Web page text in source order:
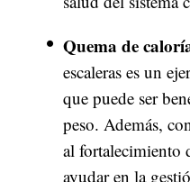
Quema de
escaleras es un
que puede ser
peso. Además,
al fortalecimiento
ayudar en la